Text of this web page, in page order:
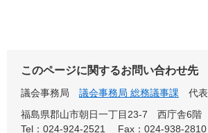
このページに関するお問い合わせ先
議会事務局 議会事務局 総務議事課
代表
福島県郡山市朝日一丁目23-7 西庁舎6階
Tel：024-924-2521
Fax：024-938-2810